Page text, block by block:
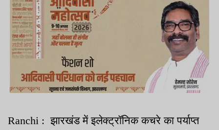
Ranchi : झारखंड में इलेक्ट्रॉनिक कचरे का पर्याप्त